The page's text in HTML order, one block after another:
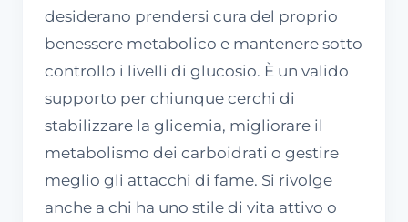
desiderano prendersi cura del proprio
benessere metabolico e mantenere sotto
controllo i livelli di glucosio. È un valido
supporto per chiunque cerchi di
stabilizzare la glicemia, migliorare il
metabolismo dei carboidrati o gestire
meglio gli attacchi di fame. Si rivolge
anche a chi ha uno stile di vita attivo o